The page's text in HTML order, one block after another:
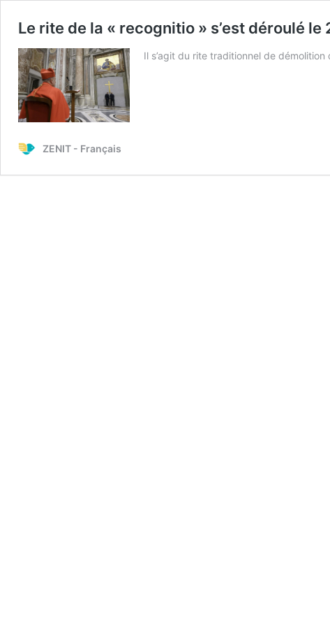
Le rite de la « recognitio » s’est déroulé
Il s’agit du rite traditionnel de
ZENIT - Français